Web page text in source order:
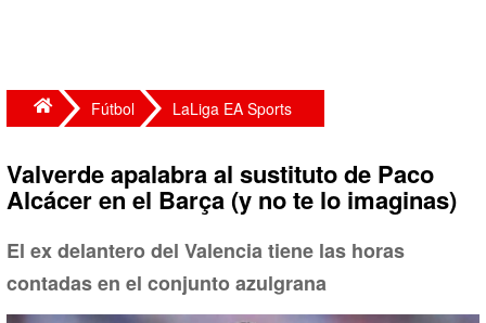
Fútbol LaLiga EA Sports
Valverde apalabra al sustituto de Paco
Alcácer en el Barça (y no te lo imaginas)
El ex delantero del Valencia tiene las horas
contadas en el conjunto azulgrana